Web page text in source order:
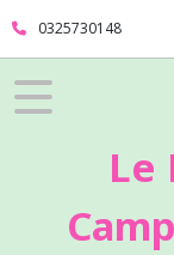
0325730148
Le
Fermer
FILTRES